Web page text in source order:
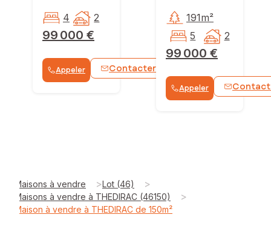
99 000 €
4 2
Appeler Contacter
99 000 €
191m²
5
2
Appeler
Maisons à vendre >Lot (46) >
Maisons à vendre à THEDIRAC (46150) >
Maison à vendre à THEDIRAC de 150m²